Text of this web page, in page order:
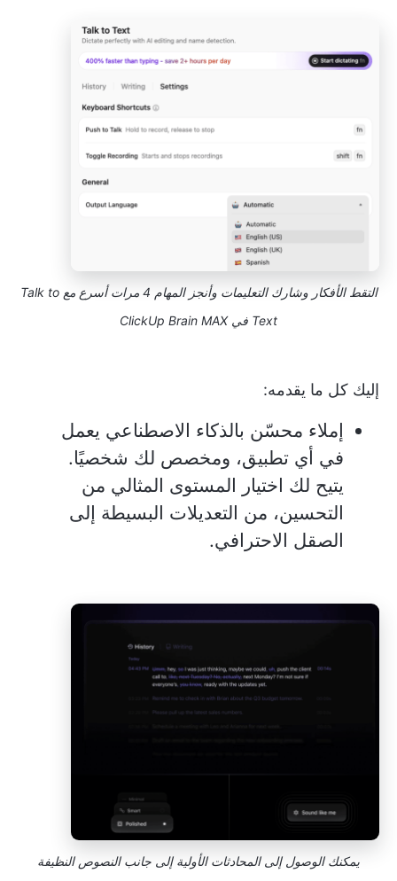
التقط الأفكار وشارك التعليمات وأنجز المهام 4 مرات أسرع مع Talk to
Text في ClickUp Brain MAX
إليك كل ما يقدمه:
إملاء محسّن بالذكاء الاصطناعي يعمل
في أي تطبيق، ومخصص لك شخصيًا.
يتيح لك اختيار المستوى المثالي من
التحسين، من التعديلات البسيطة إلى
الصقل الاحترافي.
يمكنك الوصول إلى المحادثات الأولية إلى جانب النصوص النظيفة